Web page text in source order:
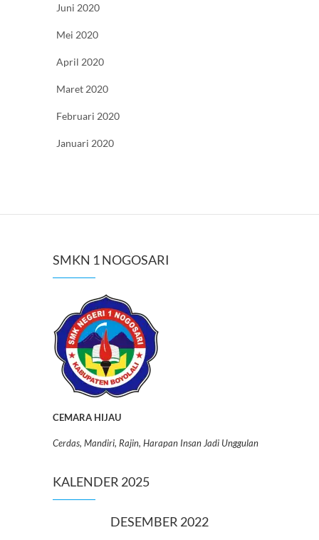
Juni 2020
Mei 2020
April 2020
Maret 2020
Februari 2020
Januari 2020
SMKN 1 NOGOSARI
CEMARA HIJAU
Cerdas, Mandiri, Rajin, Harapan Insan Jadi Unggulan
KALENDER 2025
DESEMBER 2022